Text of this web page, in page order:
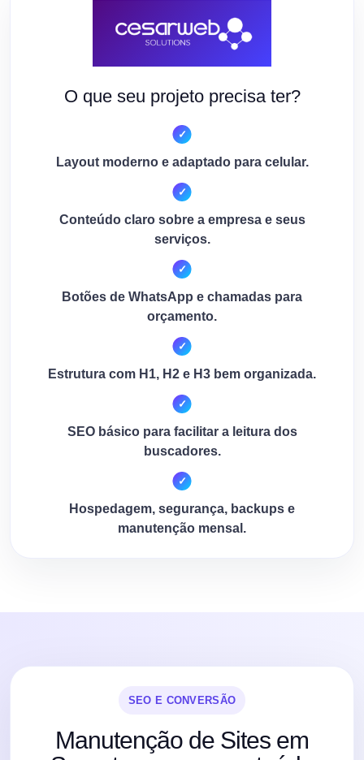
O que seu projeto precisa ter?
Layout moderno e adaptado para celular.
Conteúdo claro sobre a empresa e seus
serviços.
Botões de WhatsApp e chamadas para
orçamento.
Estrutura com H1, H2 e H3 bem organizada.
SEO básico para facilitar a leitura dos
buscadores.
Hospedagem, segurança, backups e
manutenção mensal.
SEO E CONVERSÃO
Manutenção de Sites em